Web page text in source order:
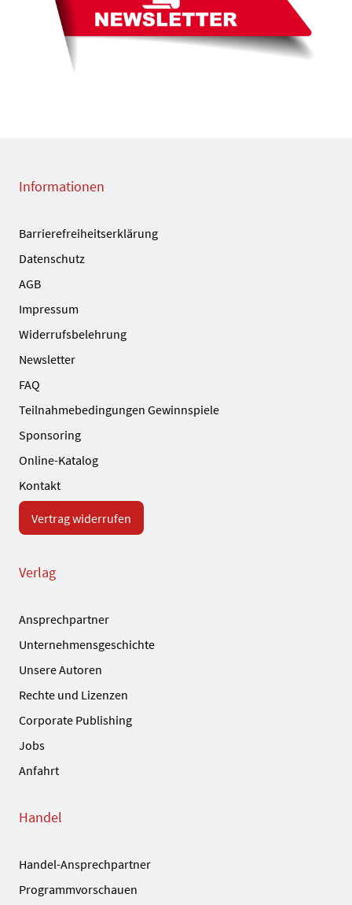
Informationen
Barrierefreiheitserklärung
Datenschutz
AGB
Impressum
Widerrufsbelehrung
Newsletter
FAQ
Teilnahmebedingungen Gewinnspiele
Sponsoring
Online-Katalog
Kontakt
Vertrag widerrufen
Verlag
Ansprechpartner
Unternehmensgeschichte
Unsere Autoren
Rechte und Lizenzen
Corporate Publishing
Jobs
Anfahrt
Handel
Handel-Ansprechpartner
Programmvorschauen